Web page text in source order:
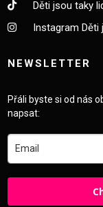
Děti jsou taky
Instagram Děti
NEWSLETTER
Přáli byste si od nás
napsat: